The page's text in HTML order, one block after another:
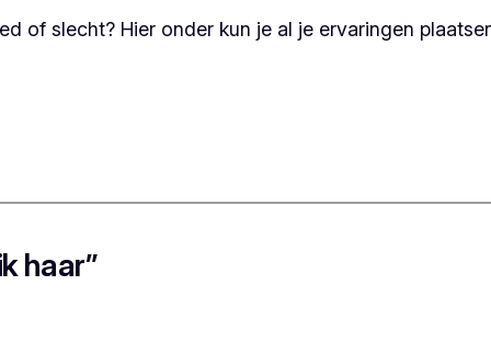
of slecht? Hier onder kun je al je ervaringen
haar”